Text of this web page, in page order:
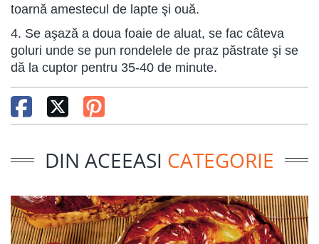
toarnă amestecul de lapte şi ouă.
4. Se aşază a doua foaie de aluat, se fac câteva
goluri unde se pun rondelele de praz păstrate şi se
dă la cuptor pentru 35-40 de minute.
DIN ACEEASI CATEGORIE